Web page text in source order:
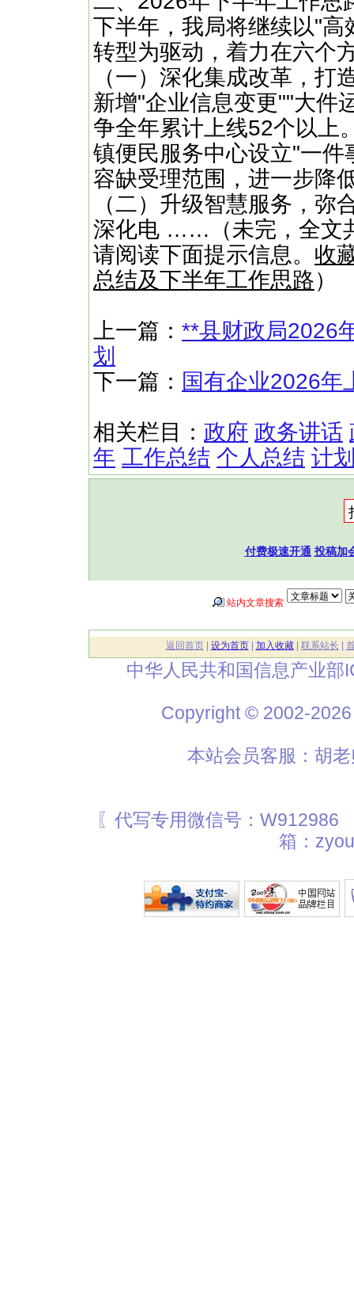
下半年，我局将继续以"
转型为驱动，着力在六个
（一）深化集成改革，打
新增"企业信息变更""大件
争全年累计上线52个以上
镇便民服务中心设立"一
容缺受理范围，进一步降
（二）升级智慧服务，弥
深化电 ……（未完，全文
请阅读下面提示信息。 收
总结及下半年工作思路）
上一篇： **县财政局2026
划
下一篇： 国有企业2026年
相关栏目： 政府 政务讲话
年 工作总结 个人总结 计
付费极速开通 投稿加
站内文章搜索
返回首页| 设为首页| 加入收藏| 联系站长
中华人民共和国信息产业部
Copyright © 2002-
本站会员客服：胡
〖代写专用微信号：
箱：